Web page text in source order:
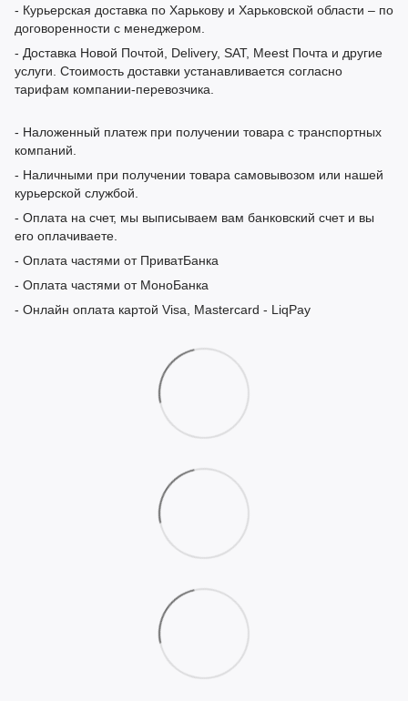
- Курьерская доставка по Харькову и Харьковской области – по
договоренности с менеджером.
- Доставка Новой Почтой, Delivery, SAT, Meest Почта и другие
услуги. Стоимость доставки устанавливается согласно
тарифам компании-перевозчика.
- Наложенный платеж при получении товара с транспортных
компаний.
- Наличными при получении товара самовывозом или нашей
курьерской службой.
- Оплата на счет, мы выписываем вам банковский счет и вы
его оплачиваете.
- Оплата частями от ПриватБанка
- Оплата частями от МоноБанка
- Онлайн оплата картой Visa, Mastercard - LiqPay